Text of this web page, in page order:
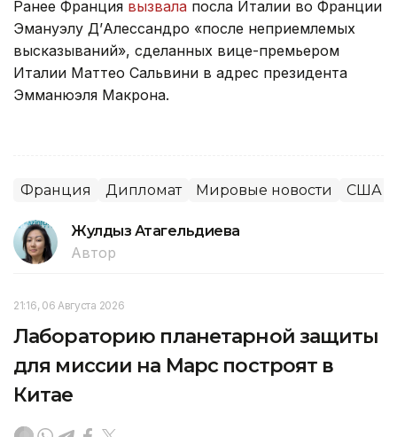
Ранее Франция вызвала посла Италии во Франции
Эмануэлу Д’Алессандро «после неприемлемых
высказываний», сделанных вице-премьером
Италии Маттео Сальвини в адрес президента
Эмманюэля Макрона.
Франция Дипломат Мировые новости США
Жулдыз Атагельдиева
Автор
21:16, 06 Августа 2026
Лабораторию планетарной защиты
для миссии на Марс построят в
Китае